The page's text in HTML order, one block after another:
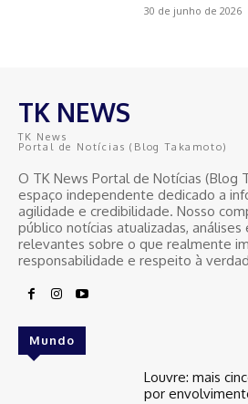
30 de junho de 2026
TK NEWS
TK News
Portal de Notícias (Blog Takamoto)
O TK News Portal de Notícias (Blog
espaço independente dedicado a
agilidade e credibilidade. Nosso
público notícias atualizadas, análises
relevantes sobre o que realmente
responsabilidade e respeito à
Mundo
Louvre: mais
por